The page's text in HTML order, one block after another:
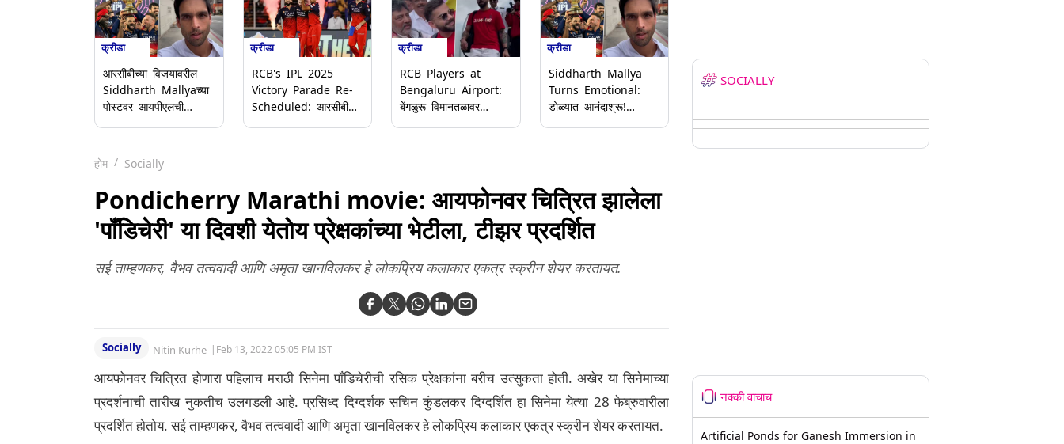
क्रीडा
आरसीबीच्या विजयावरील
Siddharth Mallyaच्या
पोस्टवर आयपीएलची
क्रीडा
RCB's IPL 2025
Victory Parade Re-
Scheduled: आरसीबीचे
क्रीडा
RCB Players at
Bengaluru Airport:
बेंगळुरू विमानतळावर
(Video)
क्रीडा
Siddharth Mallya
Turns Emotional:
डोळ्यात आनंदाश्रू!
(Video)
होम Socially
Pondicherry Marathi movie: आयफोनवर चित्रित झालेला
'पॉंडिचेरी' या दिवशी येतोय प्रेक्षकांच्या भेटीला, टीझर प्रदर्शित
सई ताम्हणकर, वैभव तत्ववादी आणि अमृता खानविलकर हे लोकप्रिय कलाकार एकत्र स्क्रीन शेयर करतायत.
Socially Nitin Kurhe | Feb 13, 2022 05:05 PM IST
आयफोनवर चित्रित होणारा पहिलाच मराठी सिनेमा पॉंडिचेरीची रसिक प्रेक्षकांना बरीच उत्सुकता होती. अखेर या सिनेमाच्या
प्रदर्शनाची तारीख नुकतीच उलगडली आहे. प्रसिध्द दिग्दर्शक सचिन कुंडलकर दिग्दर्शित हा सिनेमा येत्या 28 फेब्रुवारीला
प्रदर्शित होतोय. सई ताम्हणकर, वैभव तत्ववादी आणि अमृता खानविलकर हे लोकप्रिय कलाकार एकत्र स्क्रीन शेयर करतायत.
SOCIALLY
नक्की वाचाच
Artificial Ponds for Ganesh Immersion in